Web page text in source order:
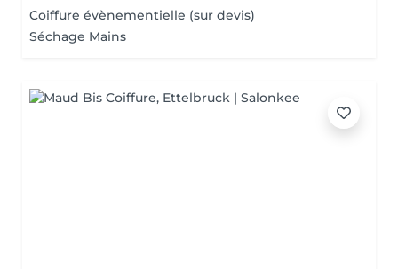
Coiffure évènementielle (sur devis)
Séchage Mains